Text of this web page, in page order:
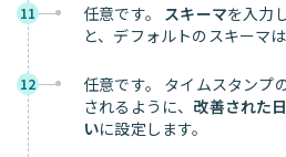
11 任意です。 スキーマを入力
と、デフォルトのスキーマ
12
任意です。 タイムスタンプ
されるように、 改善された
いに設定します。